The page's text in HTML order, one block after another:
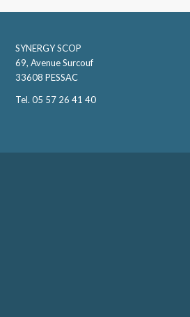
SYNERGY SCOP
69, Avenue Surcouf
33608 PESSAC
Tel. 05 57 26 41 40